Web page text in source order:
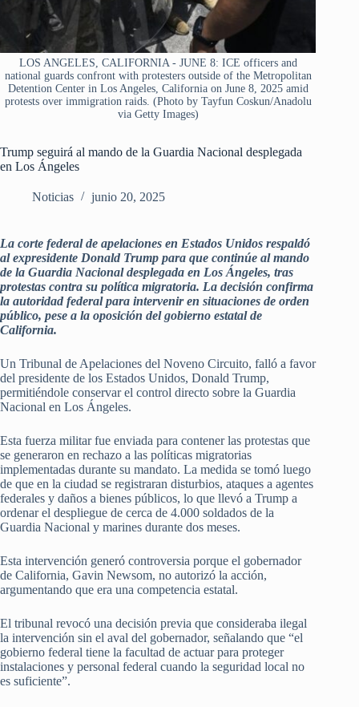
LOS ANGELES, CALIFORNIA - JUNE 8: ICE officers and
national guards confront with protesters outside of the Metropolitan
Detention Center in Los Angeles, California on June 8, 2025 amid
protests over immigration raids. (Photo by Tayfun Coskun/Anadolu
via Getty Images)
Trump seguirá al mando de la Guardia Nacional desplegada
en Los Ángeles
Noticias junio 20, 2025
La corte federal de apelaciones en Estados Unidos respaldó
al expresidente Donald Trump para que continúe al mando
de la Guardia Nacional desplegada en Los Ángeles, tras
protestas contra su política migratoria. La decisión confirma
la autoridad federal para intervenir en situaciones de orden
público, pese a la oposición del gobierno estatal de
California.
Un Tribunal de Apelaciones del Noveno Circuito, falló a favor
del presidente de los Estados Unidos, Donald Trump,
permitiéndole conservar el control directo sobre la Guardia
Nacional en Los Ángeles.
Esta fuerza militar fue enviada para contener las protestas que
se generaron en rechazo a las políticas migratorias
implementadas durante su mandato. La medida se tomó luego
de que en la ciudad se registraran disturbios, ataques a agentes
federales y daños a bienes públicos, lo que llevó a Trump a
ordenar el despliegue de cerca de 4.000 soldados de la
Guardia Nacional y marines durante dos meses.
Esta intervención generó controversia porque el gobernador
de California, Gavin Newsom, no autorizó la acción,
argumentando que era una competencia estatal.
El tribunal revocó una decisión previa que consideraba ilegal
la intervención sin el aval del gobernador, señalando que “el
gobierno federal tiene la facultad de actuar para proteger
instalaciones y personal federal cuando la seguridad local no
es suficiente”.